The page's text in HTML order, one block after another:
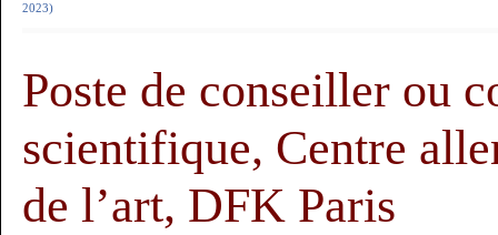
2023)
Poste de conseiller ou
scientifique, Centre
de l’art, DFK Paris